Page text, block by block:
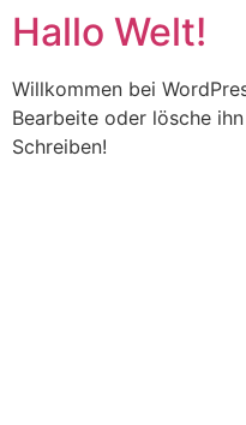
Zum
Inhalt
springen
Hallo Welt!
Willkommen bei
Bearbeite oder lösche
Schreiben!